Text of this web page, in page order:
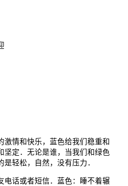
激情和快乐，蓝色给我们稳重和
坚定．无论是谁，当我们和绿色
轻松，自然，没有压力．
电话或者短信．蓝色：睡不着辗